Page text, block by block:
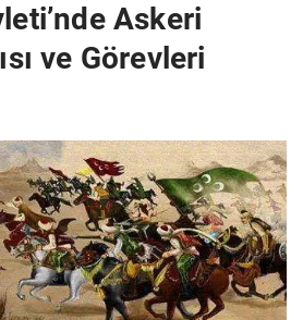
Askeri
ve Görevleri